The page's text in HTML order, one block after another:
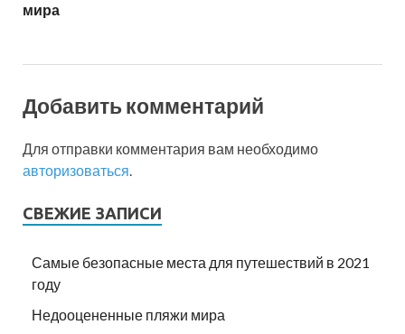
мира
Добавить комментарий
Для отправки комментария вам необходимо
авторизоваться
СВЕЖИЕ ЗАПИСИ
Самые безопасные места для путешествий в 2021
году
Недооцененные пляжи мира